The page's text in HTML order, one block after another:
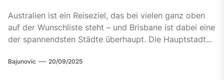
Australien ist ein Reiseziel, das bei vielen ganz oben
auf der Wunschliste steht – und Brisbane ist dabei eine
der spannendsten Städte überhaupt. Die Hauptstadt...
Bajunovic 20/09/2025